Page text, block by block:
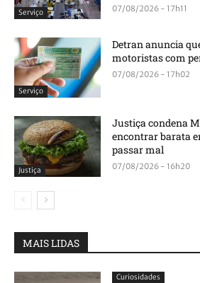
Serviço 07/08/2026 - 17h11
Serviço
Detran anuncia
motoristas com
07/08/2026 - 17h02
Justiça
Justiça condena
encontrar barata
passar mal
07/08/2026 - 16h20
MAIS LIDAS
Curiosidades